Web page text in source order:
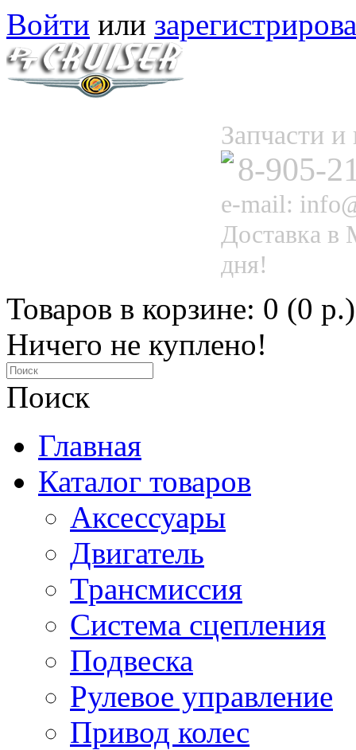
Войти или
Запчасти
8-905-
e-mail:
Доставка в
дня!
Товаров в корзине: 0 (0 р.)
Ничего не куплено!
Поиск
Главная
Каталог товаров
Аксессуары
Двигатель
Трансмиссия
Система сцепления
Подвеска
Рулевое управление
Привод колес